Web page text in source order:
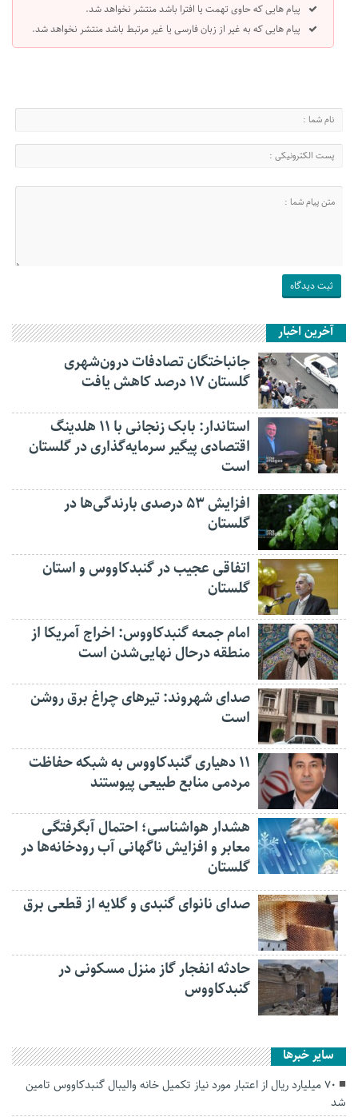
پیام هایی که حاوی تهمت یا افترا باشد منتشر نخواهد شد.
پیام هایی که به غیر از زبان فارسی یا غیر مرتبط باشد منتشر نخواهد شد.
آخرین اخبار
جانباختگان تصادفات درون‌شهری
گلستان ۱۷ درصد کاهش یافت
استاندار: بابک زنجانی با ۱۱ هلدینگ
اقتصادی پیگیر سرمایه‌گذاری در گلستان
است
افزایش ۵۳ درصدی بارندگی‌ها در
گلستان
اتفاقی عجیب در‌ گنبدکاووس و استان
گلستان
امام جمعه گنبدکاووس: اخراج آمریکا از
منطقه درحال نهایی‌شدن است
صدای شهروند: تیرهای چراغ برق روشن
است
۱۱ دهیاری گنبدکاووس به شبکه حفاظت
مردمی منابع طبیعی پیوستند
هشدار هواشناسی؛ احتمال آبگرفتگی
معابر و افزایش ناگهانی آب رودخانه‌ها در
گلستان
صدای نانوای گنبدی و گلایه از قطعی برق
حادثه انفجار گاز منزل مسکونی در
گنبدکاووس
سایر خبرها
۷۰ میلیارد ریال از اعتبار مورد نیاز تکمیل خانه والیبال گنبدکاووس تامین
شد